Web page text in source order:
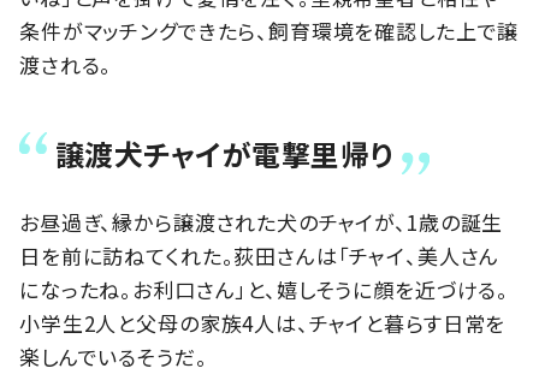
条件がマッチングできたら、飼育環境を確認した上で譲
渡される。
譲渡犬チャイが電撃里帰り
お昼過ぎ、縁から譲渡された犬のチャイが、1歳の誕生
日を前に訪ねてくれた。荻田さんは「チャイ、美人さん
になったね。お利口さん」と、嬉しそうに顔を近づける。
小学生2人と父母の家族4人は、チャイと暮らす日常を
楽しんでいるそうだ。